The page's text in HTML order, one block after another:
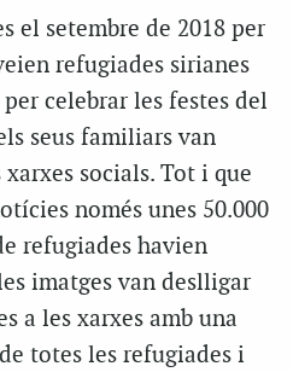
el setembre de 2018 per
refugiades sirianes
celebrar les festes del
seus familiars van
socials. Tot i que
només unes 50.000
refugiades havien
imatges van deslligar
a les xarxes amb una
totes les refugiades i